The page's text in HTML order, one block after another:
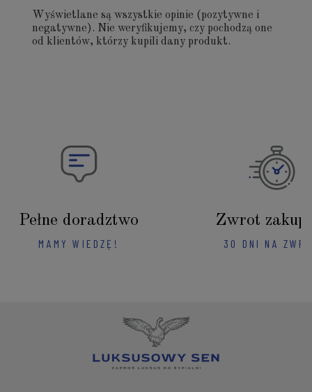
Wyświetlane są wszystkie opinie (pozytywne i
negatywne). Nie weryfikujemy, czy pochodzą one
od klientów, którzy kupili dany produkt.
Pełne doradztwo
MAMY WIEDZĘ!
Zwrot
30 DNI NA